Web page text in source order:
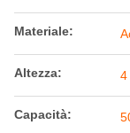
Materiale:
Altezza: 4
Capacità: